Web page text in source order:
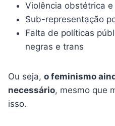
Violência obstétrica e
Sub-representação
Falta de políticas
negras e trans
Ou seja, o feminismo
necessário, mesmo que
isso.